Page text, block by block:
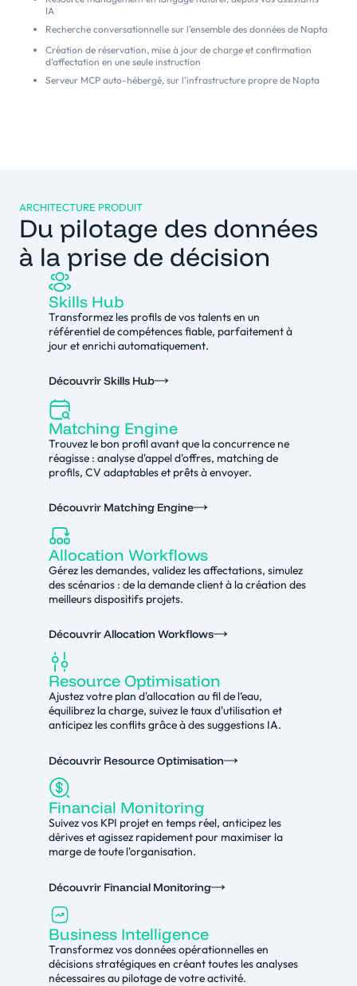
IA
Recherche conversationnelle sur l’ensemble des données de Napta
Création de réservation, mise à jour de charge et confirmation
d'affectation en une seule instruction
Serveur MCP auto-hébergé, sur l'infrastructure propre de Napta
ARCHITECTURE PRODUIT
Du pilotage des données
à la prise de décision
Skills Hub
Transformez les profils de vos talents en un
référentiel de compétences fiable, parfaitement à
jour et enrichi automatiquement.
Découvrir Skills Hub
Matching Engine
Trouvez le bon profil avant que la concurrence ne
réagisse : analyse d'appel d'offres, matching de
profils, CV adaptables et prêts à envoyer.
Découvrir Matching Engine
Allocation Workflows
Gérez les demandes, validez les affectations, simulez
des scénarios : de la demande client à la création des
meilleurs dispositifs projets.
Découvrir Allocation Workflows
Resource Optimisation
Ajustez votre plan d'allocation au fil de l’eau,
équilibrez la charge, suivez le taux d'utilisation et
anticipez les conflits grâce à des suggestions IA.
Découvrir Resource Optimisation
Financial Monitoring
Suivez vos KPI projet en temps réel, anticipez les
dérives et agissez rapidement pour maximiser la
marge de toute l'organisation.
Découvrir Financial Monitoring
Business Intelligence
Transformez vos données opérationnelles en
décisions stratégiques en créant toutes les analyses
nécessaires au pilotage de votre activité.